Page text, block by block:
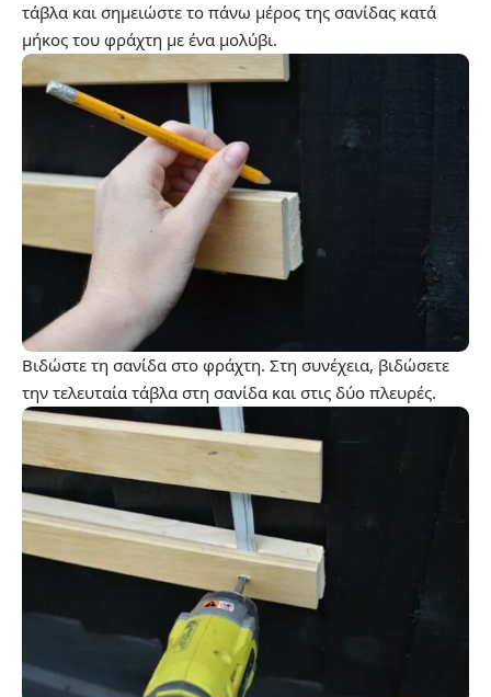
τάβλα και σημειώστε το πάνω μέρος της σανίδας κατά
μήκος του φράχτη με ένα μολύβι.
Βιδώστε τη σανίδα στο φράχτη. Στη συνέχεια, βιδώσετε
την τελευταία τάβλα στη σανίδα και στις δύο πλευρές.